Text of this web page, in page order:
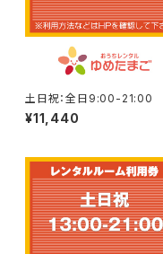
土日祝：全日9:00-21:00
¥11,440